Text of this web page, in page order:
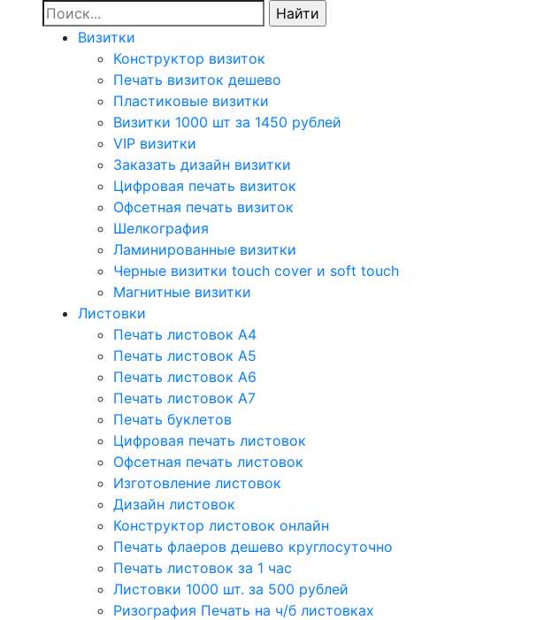
Визитки
Конструктор визиток
Печать визиток дешево
Пластиковые визитки
Визитки 1000 шт за 1450 рублей
VIP визитки
Заказать дизайн визитки
Цифровая печать визиток
Офсетная печать визиток
Шелкография
Ламинированные визитки
Черные визитки touch cover и soft touch
Магнитные визитки
Листовки
Печать листовок А4
Печать листовок А5
Печать листовок А6
Печать листовок А7
Печать буклетов
Цифровая печать листовок
Офсетная печать листовок
Изготовление листовок
Дизайн листовок
Конструктор листовок онлайн
Печать флаеров дешево круглосуточно
Печать листовок за 1 час
Листовки 1000 шт. за 500 рублей
Ризография Печать на ч/б листовках